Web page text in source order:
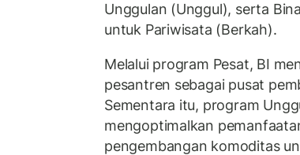
Unggulan (Unggul), serta
untuk Pariwisata (Berkah).
Melalui program Pesat, BI
pesantren sebagai pusat
Sementara itu, program
mengoptimalkan
pengembangan komoditas